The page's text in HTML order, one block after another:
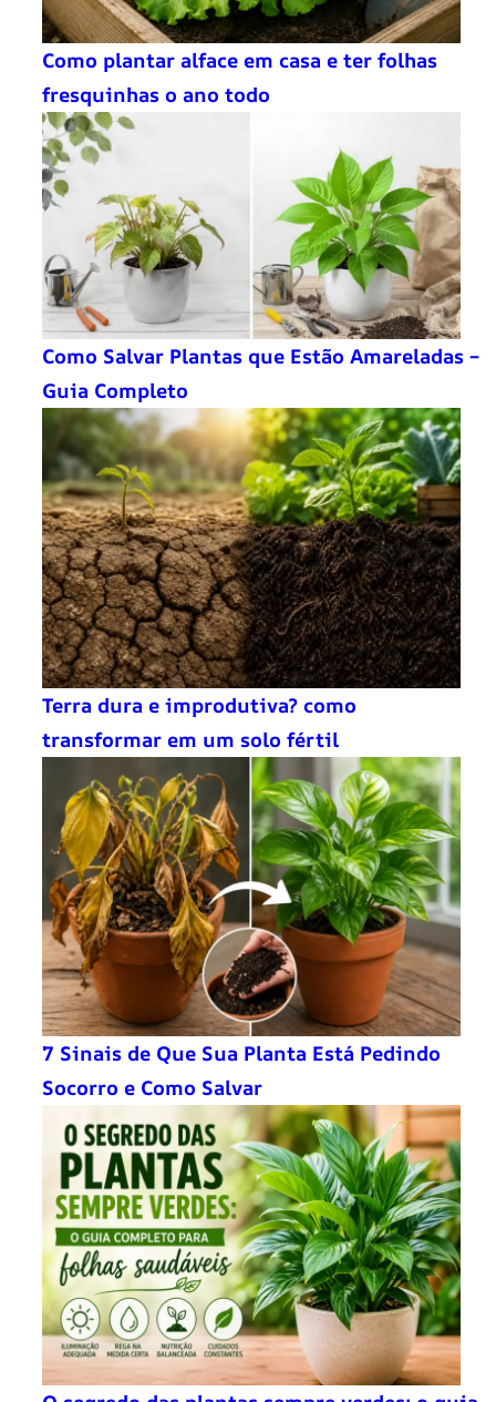
Como plantar alface em casa e ter folhas
fresquinhas o ano todo
Como Salvar Plantas que Estão Amareladas –
Guia Completo
Terra dura e improdutiva? como
transformar em um solo fértil
7 Sinais de Que Sua Planta Está Pedindo
Socorro e Como Salvar